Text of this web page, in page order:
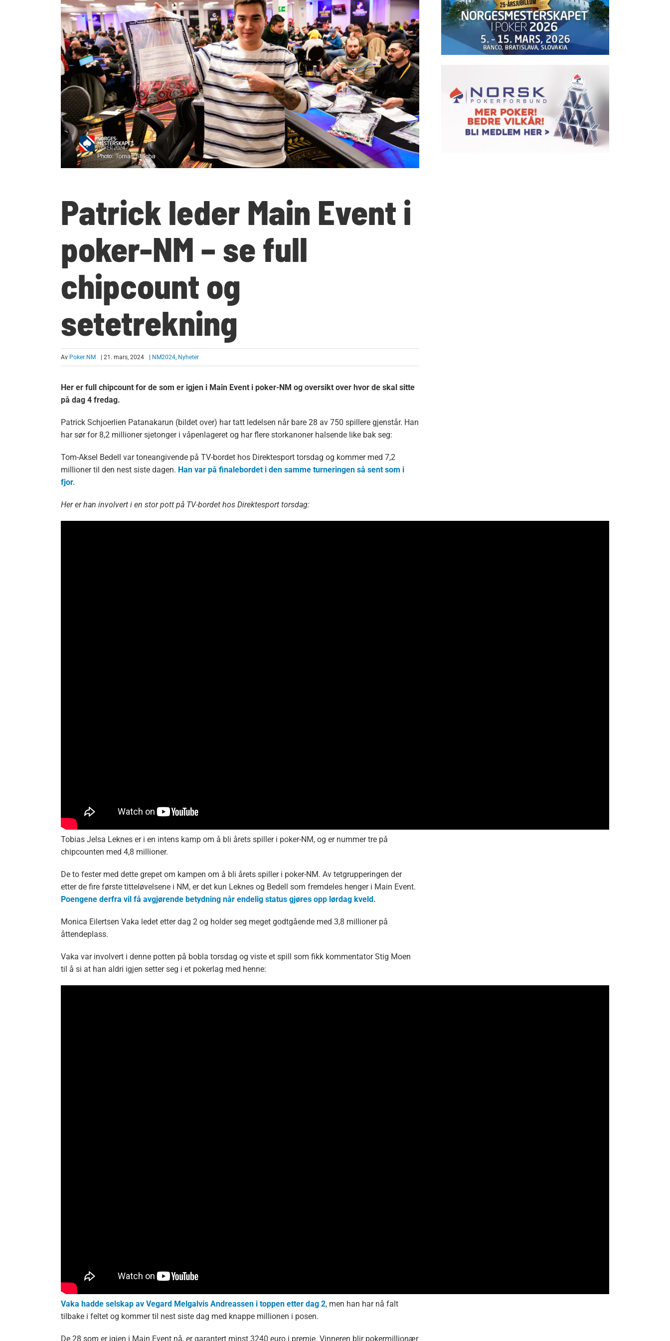
Patrick leder Main Event i
poker-NM – se full
chipcount og
setetrekning
Av Poker NM | 21. mars, 2024 | NM2024, Nyheter
Her er full chipcount for de som er igjen i Main Event i poker-NM og oversikt over hvor de skal sitte
på dag 4 fredag.
Patrick Schjoerlien Patanakarun (bildet over) har tatt ledelsen når bare 28 av 750 spillere gjenstår. Han
har sør for 8,2 millioner sjetonger i våpenlageret og har flere storkanoner halsende like bak seg:
Tom-Aksel Bedell var toneangivende på TV-bordet hos Direktesport torsdag og kommer med 7,2
millioner til den nest siste dagen. Han var på finalebordet i den samme turneringen så sent som i
fjor.
Her er han involvert i en stor pott på TV-bordet hos Direktesport torsdag:
Tobias Jelsa Leknes er i en intens kamp om å bli årets spiller i poker-NM, og er nummer tre på
chipcounten med 4,8 millioner.
De to fester med dette grepet om kampen om å bli årets spiller i poker-NM. Av tetgrupperingen der
etter de fire første titteløvelsene i NM, er det kun Leknes og Bedell som fremdeles henger i Main Event.
Poengene derfra vil få avgjørende betydning når endelig status gjøres opp lørdag kveld.
Monica Eilertsen Vaka ledet etter dag 2 og holder seg meget godtgående med 3,8 millioner på
åttendeplass.
Vaka var involvert i denne potten på bobla torsdag og viste et spill som fikk kommentator Stig Moen
til å si at han aldri igjen setter seg i et pokerlag med henne:
Vaka hadde selskap av Vegard Melgalvis Andreassen i toppen etter dag 2, men han har nå falt
tilbake i feltet og kommer til nest siste dag med knappe millionen i posen.
De 28 som er igjen i Main Event nå, er garantert minst 3240 euro i premie. Vinneren blir pokermillionær